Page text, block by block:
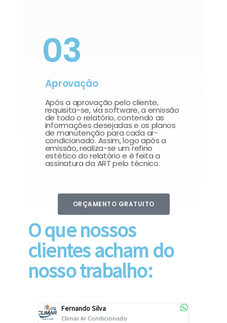
03
Aprovação
Após a aprovação pelo cliente,
requisita-se, via software, a emissão
de todo o relatório, contendo as
informações desejadas e os planos
de manutenção para cada ar-
condicionado. Assim, logo após a
emissão, realiza-se um refino
estético do relatório e é feita a
assinatura da ART pelo técnico.
ORÇAMENTO GRATUITO
O que nossos
clientes acham do
nosso trabalho:
Fernando Silva
Climar Ar Condicionado